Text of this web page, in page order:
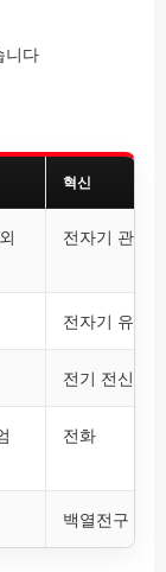
니다
혁신
전자기 관계
전자기 유도
전기 전신기
전화
백열전구